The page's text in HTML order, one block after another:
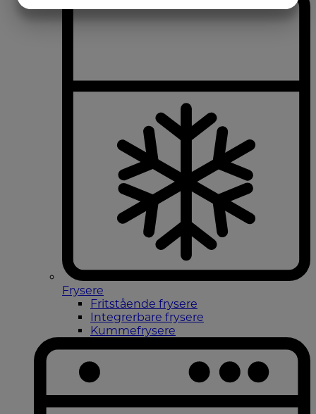
Frysere
Fritstående frysere
Integrerbare frysere
Kummefrysere